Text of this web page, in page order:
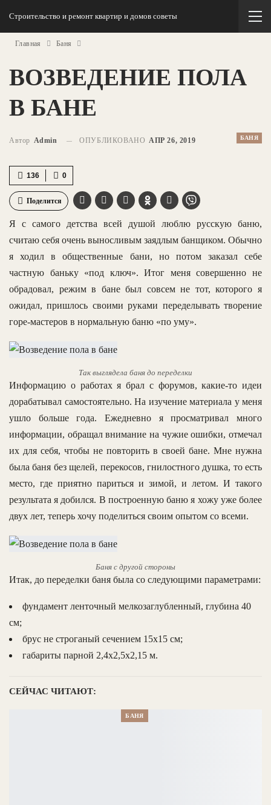
Строительство и ремонт квартир и домов советы
Главная Баня
ВОЗВЕДЕНИЕ ПОЛА
В БАНЕ
БАНЯ
Автор Admin ОПУБЛИКОВАНО АПР 26, 2019
0
136
Поделится
Я с самого детства всей душой люблю русскую баню,
считаю себя очень выносливым заядлым банщиком. Обычно
я ходил в общественные бани, но потом заказал себе
частную баньку «под ключ». Итог меня совершенно не
обрадовал, режим в бане был совсем не тот, которого я
ожидал, пришлось своими руками переделывать творение
горе-мастеров в нормальную баню «по уму».
Так выглядела баня до переделки
Информацию о работах я брал с форумов, какие-то идеи
дорабатывал самостоятельно. На изучение материала у меня
ушло больше года. Ежедневно я просматривал много
информации, обращал внимание на чужие ошибки, отмечал
их для себя, чтобы не повторить в своей бане. Мне нужна
была баня без щелей, перекосов, гнилостного душка, то есть
место, где приятно париться и зимой, и летом. И такого
результата я добился. В построенную баню я хожу уже более
двух лет, теперь хочу поделиться своим опытом со всеми.
Баня с другой стороны
Итак, до переделки баня была со следующими параметрами:
фундамент ленточный мелкозаглубленный, глубина 40
см;
брус не строганый сечением 15х15 см;
габариты парной 2,4х2,5х2,15 м.
СЕЙЧАС ЧИТАЮТ:
БАНЯ